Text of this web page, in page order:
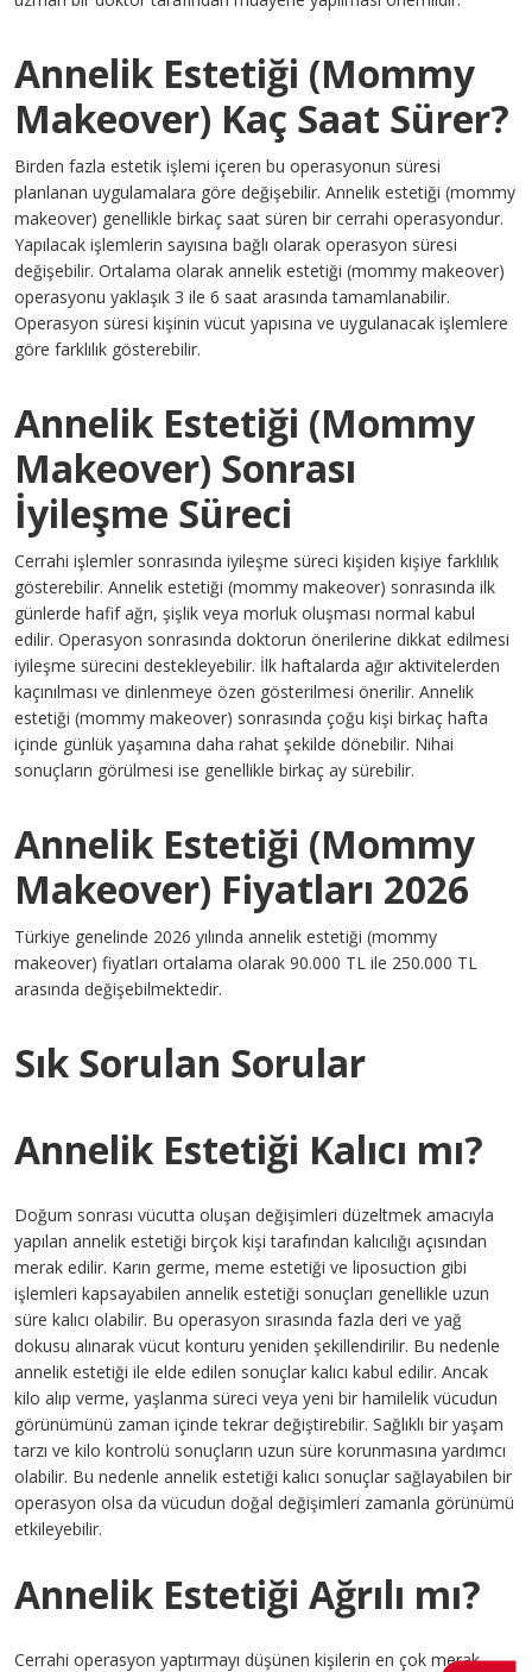
Annelik Estetiği (Mommy
Makeover) Kaç Saat Sürer?
Birden fazla estetik işlemi içeren bu operasyonun süresi
planlanan uygulamalara göre değişebilir. Annelik estetiği (mommy
makeover) genellikle birkaç saat süren bir cerrahi operasyondur.
Yapılacak işlemlerin sayısına bağlı olarak operasyon süresi
değişebilir. Ortalama olarak annelik estetiği (mommy makeover)
operasyonu yaklaşık 3 ile 6 saat arasında tamamlanabilir.
Operasyon süresi kişinin vücut yapısına ve uygulanacak işlemlere
göre farklılık gösterebilir.
Annelik Estetiği (Mommy
Makeover) Sonrası
İyileşme Süreci
Cerrahi işlemler sonrasında iyileşme süreci kişiden kişiye farklılık
gösterebilir. Annelik estetiği (mommy makeover) sonrasında ilk
günlerde hafif ağrı, şişlik veya morluk oluşması normal kabul
edilir. Operasyon sonrasında doktorun önerilerine dikkat edilmesi
iyileşme sürecini destekleyebilir. İlk haftalarda ağır aktivitelerden
kaçınılması ve dinlenmeye özen gösterilmesi önerilir. Annelik
estetiği (mommy makeover) sonrasında çoğu kişi birkaç hafta
içinde günlük yaşamına daha rahat şekilde dönebilir. Nihai
sonuçların görülmesi ise genellikle birkaç ay sürebilir.
Annelik Estetiği (Mommy
Makeover) Fiyatları 2026
Türkiye genelinde 2026 yılında annelik estetiği (mommy
makeover) fiyatları ortalama olarak 90.000 TL ile 250.000 TL
arasında değişebilmektedir.
Sık Sorulan Sorular
Annelik Estetiği Kalıcı mı?
Doğum sonrası vücutta oluşan değişimleri düzeltmek amacıyla
yapılan annelik estetiği birçok kişi tarafından kalıcılığı açısından
merak edilir. Karın germe, meme estetiği ve liposuction gibi
işlemleri kapsayabilen annelik estetiği sonuçları genellikle uzun
süre kalıcı olabilir. Bu operasyon sırasında fazla deri ve yağ
dokusu alınarak vücut konturu yeniden şekillendirilir. Bu nedenle
annelik estetiği ile elde edilen sonuçlar kalıcı kabul edilir. Ancak
kilo alıp verme, yaşlanma süreci veya yeni bir hamilelik vücudun
görünümünü zaman içinde tekrar değiştirebilir. Sağlıklı bir yaşam
tarzı ve kilo kontrolü sonuçların uzun süre korunmasına yardımcı
olabilir. Bu nedenle annelik estetiği kalıcı sonuçlar sağlayabilen bir
operasyon olsa da vücudun doğal değişimleri zamanla görünümü
etkileyebilir.
Annelik Estetiği Ağrılı mı?
Cerrahi operasyon yaptırmayı düşünen kişilerin en çok merak